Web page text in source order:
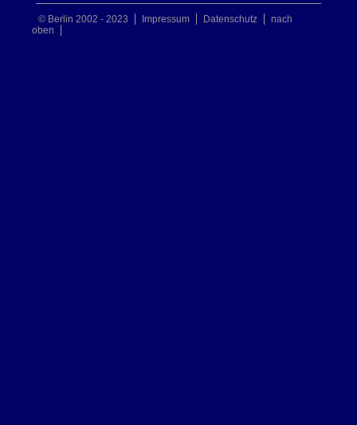
© Berlin 2002 - 2023 Impressum Datenschutz
nach
oben